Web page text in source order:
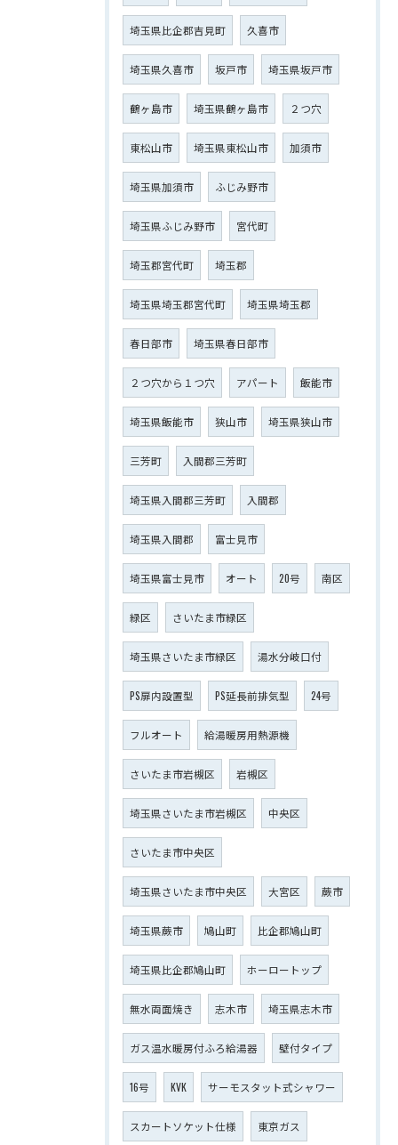
埼玉県比企郡吉見町 久喜市
埼玉県久喜市 坂戸市 埼玉県坂戸市
鶴ヶ島市 埼玉県鶴ヶ島市 ２つ穴
東松山市 埼玉県東松山市 加須市
埼玉県加須市 ふじみ野市
埼玉県ふじみ野市 宮代町
埼玉郡宮代町 埼玉郡
埼玉県埼玉郡宮代町 埼玉県埼玉郡
春日部市 埼玉県春日部市
２つ穴から１つ穴 アパート 飯能市
埼玉県飯能市 狭山市 埼玉県狭山市
三芳町 入間郡三芳町
埼玉県入間郡三芳町 入間郡
埼玉県入間郡 富士見市
埼玉県富士見市 オート 20号 南区
緑区 さいたま市緑区
埼玉県さいたま市緑区 湯水分岐口付
PS扉内設置型 PS延長前排気型 24号
フルオート 給湯暖房用熱源機
さいたま市岩槻区 岩槻区
埼玉県さいたま市岩槻区 中央区
さいたま市中央区
埼玉県さいたま市中央区 大宮区 蕨市
埼玉県蕨市 鳩山町 比企郡鳩山町
埼玉県比企郡鳩山町 ホーロートップ
無水両面焼き 志木市 埼玉県志木市
ガス温水暖房付ふろ給湯器 壁付タイプ
16号 KVK サーモスタット式シャワー
スカートソケット仕様 東京ガス